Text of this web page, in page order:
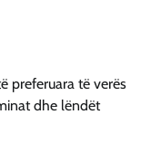
preferuara të verës
dhe lëndët